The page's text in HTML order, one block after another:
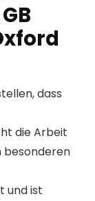
dass
die Arbeit
besonderen
und ist